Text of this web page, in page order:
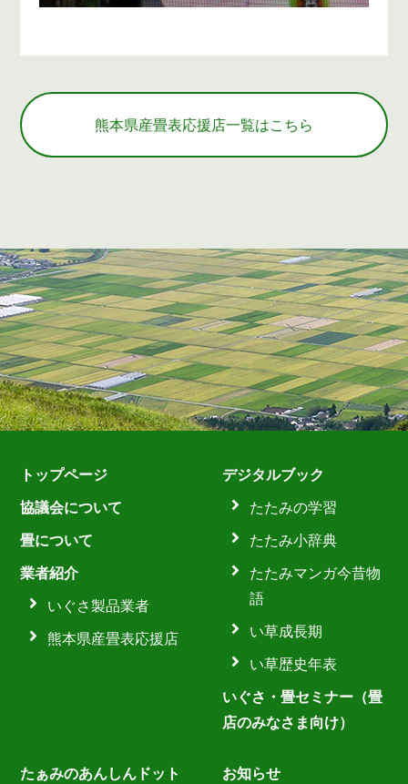
熊本県産畳表応援店一覧はこちら
トップページ
協議会について
畳について
業者紹介
いぐさ製品業者
熊本県産畳表応援店
デジタルブック
たたみの学習
たたみ小辞典
たたみマンガ今昔物
語
い草成長期
い草歴史年表
いぐさ・畳セミナー（畳
店のみなさま向け）
たぁみのあんしんドット
お知らせ